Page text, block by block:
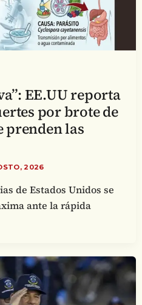
EE.UU reporta
por brote de
prenden las
2026
de Estados Unidos se
ante la rápida